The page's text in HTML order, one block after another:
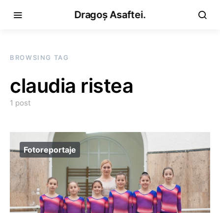
Dragoș Asaftei.
BROWSING TAG
claudia ristea
1 post
Fotoreportaje